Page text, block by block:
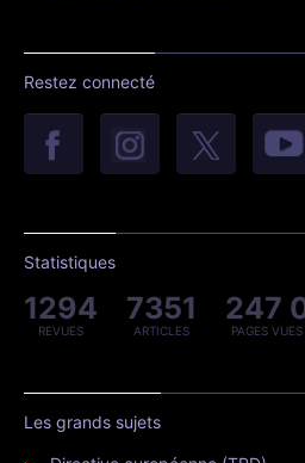
Restez connecté
Statistiques
1294
REVUES
7351
ARTICLES
247
PAGES
Les grands sujets